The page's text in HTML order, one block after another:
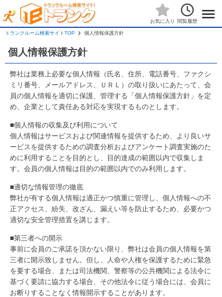
お気に入り 閲覧履歴
トランクルーム検索サイトTOP 個人情報保護方針
個人情報保護方針
弊社は業務上必要な個人情報（氏名、住所、電話番号、ファクシ
ミリ番号、メールアドレス、ＵＲＬ）の取り扱いにあたって、会
員の個人情報を適切に保護、管理する「個人情報保護方針」を定
め、企業として責任ある対応を実現するものとします。
■個人情報の収集及び利用について
個人情報はサービスおよび関連情報を提供するため、より良いサ
ービスを提供するための調査分析およびアンケート調査実施のた
めに利用することを目的とし、目的達成の範囲以内で収集しま
す。会員の個人情報は目的の範囲以内でのみ利用します。
■適切な情報管理の徹底
弊社が有する個人情報は適正かつ慎重に管理し、個人情報への不
正アクセス、紛失、改ざん、漏えい等を防止するため、必要かつ
適切な安全管理措置を講じます。
■第三者への開示
事前に会員のご承諾を頂かない限り、弊社は会員の個人情報を第
三者に開示致しません。但し、人命や人権を保護するために緊急
を要する場合、または司法機関、警察等の公共機関による法令に
基づく要請に協力する場合、その他法令に従う場合には、会員に
お断りすることなく情報開示することがあります。